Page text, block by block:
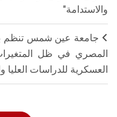
والاستدامة"
جامعة عين شمس تنظم
المصري في ظل المتغيرات
العسكرية للدراسات العليا